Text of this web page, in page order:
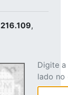
,
Digite
lado no